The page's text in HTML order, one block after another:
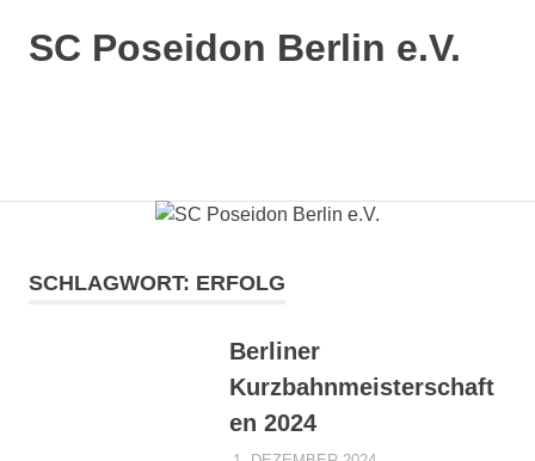
SC Poseidon Berlin e.V.
SCHLAGWORT: ERFOLG
Berliner
Kurzbahnmeisterschaft
en 2024